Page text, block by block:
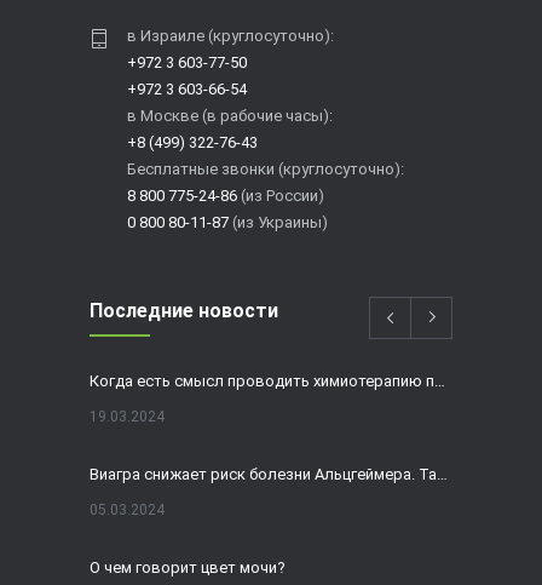
в Израиле (круглосуточно):
+972 3 603-77-50
+972 3 603-66-54
в Москве (в рабочие часы):
+8 (499) 322-76-43
Бесплатные звонки (круглосуточно):
8 800 775-24-86 (из России)
0 800 80-11-87 (из Украины)
Последние новости
19.03.2024
05.03.2024
О чем говорит цвет мочи?